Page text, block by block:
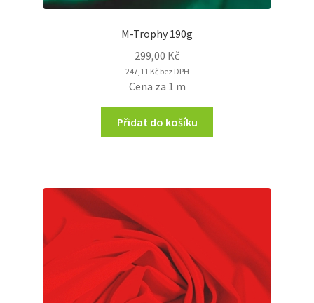
M-Trophy 190g
299,00 Kč
247,11 Kčbez DPH
Cena za 1 m
Přidat do košíku